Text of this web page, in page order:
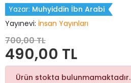
Yazar: Muhyiddin İbn Arabi
Yayınevi: İnsan Yayınları
700,00 TL
490,00 TL
Ürün stokta bulunmamaktadır.